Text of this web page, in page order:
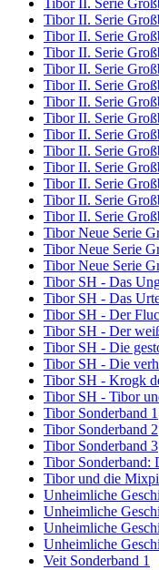
Tibor II. Serie
Tibor II. Serie
Tibor II. Serie
Tibor II. Serie
Tibor II. Serie
Tibor II. Serie
Tibor II. Serie
Tibor II. Serie
Tibor II. Serie
Tibor II. Serie
Tibor II. Serie
Tibor II. Serie
Tibor II. Serie
Tibor II. Serie
Tibor Neue Serie
Tibor Neue Serie
Tibor Neue Serie
Tibor SH - Das
Tibor SH - Das
Tibor SH - Der
Tibor SH - Der
Tibor SH - Die
Tibor SH - Die
Tibor SH - Krogk
Tibor SH - Tibor
Tibor Sonderband 1
Tibor Sonderband 2
Tibor Sonderband 3
Tibor Sonderband:
Tibor und die
Unheimliche
Unheimliche
Unheimliche
Unheimliche
Veit Sonderband 1